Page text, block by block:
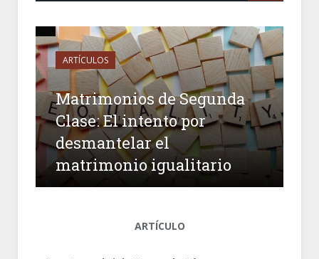
ARTÍCULOS
Matrimonios de Segunda
Clase: El intento por
desmantelar el
matrimonio igualitario
ARTÍCULO